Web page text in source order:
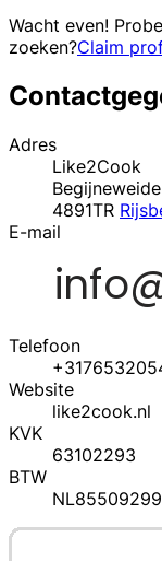
Wacht even!
zoeken?Claim
Adres
Like2Cook
Begijneweide
4891TR
E-mail
Telefoon
Website
like2cook.nl
KVK
63102293
BTW